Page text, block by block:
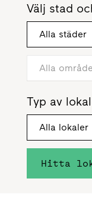
Välj stad
Alla städer
Alla
Typ av
Alla lokaler
Hitta